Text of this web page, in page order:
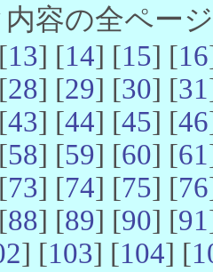
容の全ペー
13] [14] [15] [16
28] [29] [30] [31
43] [44] [45] [46
58] [59] [60] [61
73] [74] [75] [76
88] [89] [90] [91
] [103] [104] [